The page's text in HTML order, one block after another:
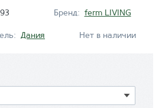
Бренд: ferm LIVING
Дания Нет в наличии